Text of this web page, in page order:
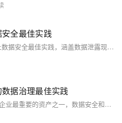
全最佳实践
本文介绍了从数据风险出发的云上数据安全最佳实践，涵盖数据泄露现状及原因分析，以及基于云的安全机制。文章详细探讨了以云为基础实现数据全链路可视可控的方法，包括资产可见可控、数据安全中心、治理闭环和自动化智能化的数据安全治理能力。通过云原生方案，企业可以更高效地识别、预警和处置数据风险，确保数据安全。文中还提到多项免费工具和服务，帮助企业降低数据泄露风险并减少安全投入。
据治理最佳实践
【8月更文第13天】随着数据成为企业最重要的资产之一，数据安全和隐私保护变得至关重要。本文将探讨数据治理中的一些最佳实践，并提供具体的代码示例来说明如何实施这些策略。